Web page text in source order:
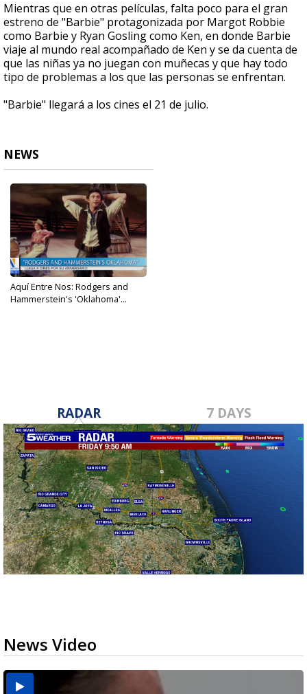
Mientras que en otras películas, falta poco para el gran
estreno de "Barbie" protagonizada por Margot Robbie
como Barbie y Ryan Gosling como Ken, en donde Barbie
viaje al mundo real acompañado de Ken y se da cuenta de
que las niñas ya no juegan con muñecas y que hay todo
tipo de problemas a los que las personas se enfrentan.
"Barbie" llegará a los cines el 21 de julio.
NEWS
Aquí Entre Nos: Rodgers and
Hammerstein's 'Oklahoma'...
RADAR 7 DAYS
News Video